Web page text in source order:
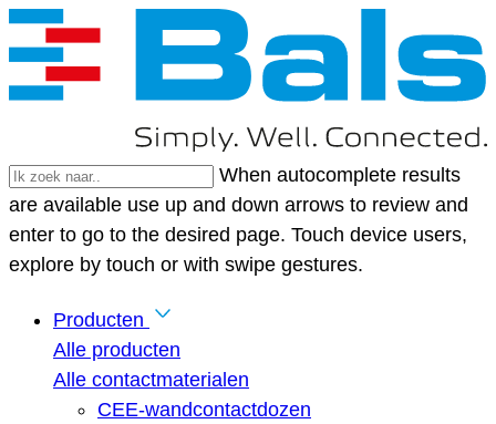
When autocomplete results
are available use up and down arrows to review and
enter to go to the desired page. Touch device users,
explore by touch or with swipe gestures.
Producten
Alle producten
Alle contactmaterialen
CEE-wandcontactdozen